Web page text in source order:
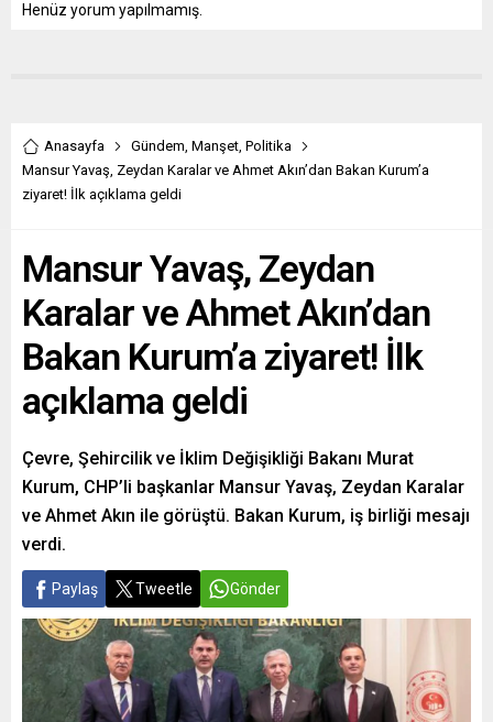
Henüz yorum yapılmamış.
Anasayfa Gündem, Manşet, Politika
Mansur Yavaş, Zeydan Karalar ve Ahmet Akın’dan Bakan Kurum’a
ziyaret! İlk açıklama geldi
Mansur Yavaş, Zeydan
Karalar ve Ahmet Akın’dan
Bakan Kurum’a ziyaret! İlk
açıklama geldi
Çevre, Şehircilik ve İklim Değişikliği Bakanı Murat
Kurum, CHP’li başkanlar Mansur Yavaş, Zeydan Karalar
ve Ahmet Akın ile görüştü. Bakan Kurum, iş birliği mesajı
verdi.
Paylaş Tweetle Gönder